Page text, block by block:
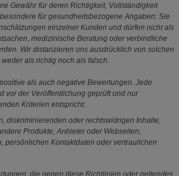
Gewähr für deren Richtigkeit, Vollständigkeit
für gesundheitsbezogene Angaben: Sie
einzelner Kunden und dürfen nicht als
medizinische Beratung oder verbindliche
Wir distanzieren uns ausdrücklich von solchen
als richtig noch als falsch.
als auch negative Bewertungen. Jede
vor der Veröffentlichung geprüft und nur
Kriterien entspricht:
diskriminierenden oder rechtswidrigen Inhalte,
Produkte, Anbieter oder Webseiten,
persönlichen Kontaktdaten oder vertraulichen
die gegen diese Richtlinien oder geltendes